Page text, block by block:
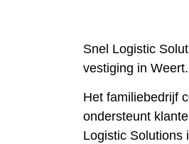
Snel Logistic
vestiging inWeert.
Het familiebedrijf
ondersteunt
Logistic